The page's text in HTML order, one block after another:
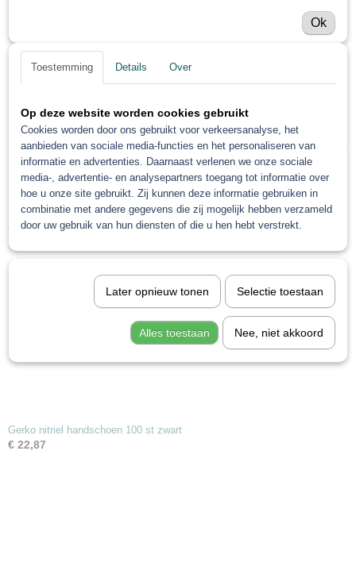
Voorzien van een zachte foam aan de binnenzijde ter hoogte van de
Comfortabel draagcomfort
Voorzien van een neusbeugel
Met uitademventiel
Geschikt voor mensen met een bril, glazen dampen niet aan
Save
Ook interessant
Gerko nitriel handschoen 100 st zwart
€ 22,87
Ok
Toestemming Details Over
Op deze website worden cookies gebruikt
Cookies worden door ons gebruikt voor verkeersanalyse, het
aanbieden van sociale media-functies en het personaliseren van
informatie en advertenties. Daarnaast verlenen we onze sociale
media-, advertentie- en analysepartners toegang tot informatie over
hoe u onze site gebruikt. Zij kunnen deze informatie gebruiken in
combinatie met andere gegevens die zij mogelijk hebben verzameld
door uw gebruik van hun diensten of die u hen hebt verstrekt.
Later opnieuw tonen Selectie toestaan
Alles toestaan Nee, niet akkoord